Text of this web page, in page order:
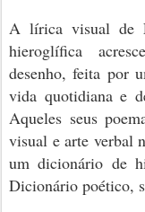
A lírica visual de
hieroglífica
desenho, feita por
vida quotidiana e
Aqueles seus
visual e arte verbal
um dicionário de
Dicionário poético,